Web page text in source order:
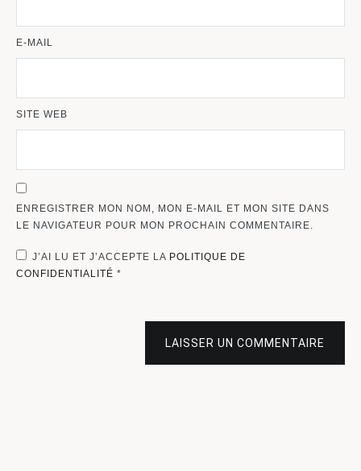
E-MAIL
SITE WEB
ENREGISTRER MON NOM, MON E-MAIL ET MON SITE DANS
LE NAVIGATEUR POUR MON PROCHAIN COMMENTAIRE.
J’AI LU ET J’ACCEPTE LA POLITIQUE DE
CONFIDENTIALITÉ *
LAISSER UN COMMENTAIRE